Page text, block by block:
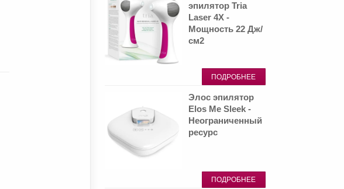
эпилятор Tria
Laser 4X -
Мощность 22 Дж/
см2
ПОДРОБНЕЕ
Элос эпилятор
Elos Me Sleek -
Неограниченный
ресурс
ПОДРОБНЕЕ